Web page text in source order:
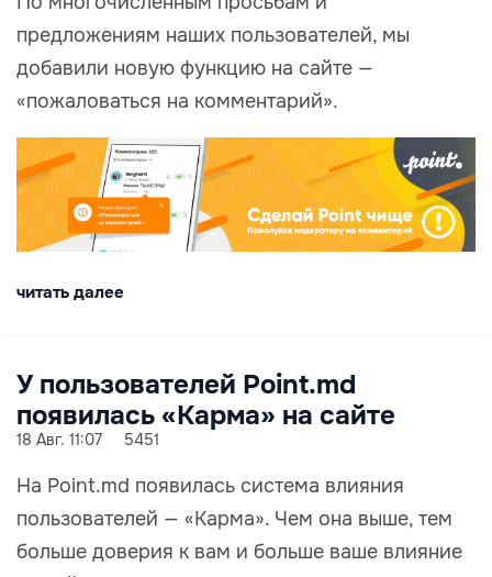
предложениям наших пользователей, мы
добавили новую функцию на сайте —
«пожаловаться на комментарий».
читать далее
У пользователей Point.md
появилась «Карма» на сайте
18 Авг. 11:07 5451
На Point.md появилась система влияния
пользователей — «Карма». Чем она выше, тем
больше доверия к вам и больше ваше влияние